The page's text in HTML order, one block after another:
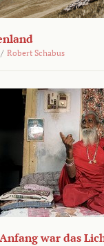
/ Robert Schabus
war das